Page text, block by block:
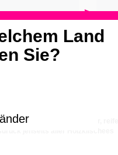
Land
Sie?
>
zeigt, wie ein respektvoller, reifer
jenseits aller Holzklischees